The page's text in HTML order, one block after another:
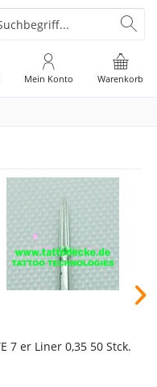
Warenkorb
Mein Konto
7 er Liner 0,35 50 Stck.